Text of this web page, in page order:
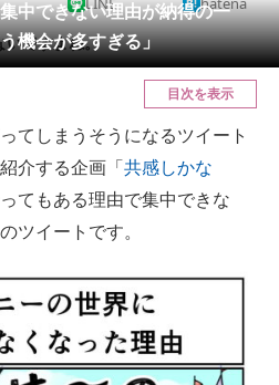
中できない理由が納得の一
機会が多すぎる」
いですよね。
目次を表示
てしまうそうになるツイート
介する企画「 共感しかな
てもある理由で集中できな
ツイートです。